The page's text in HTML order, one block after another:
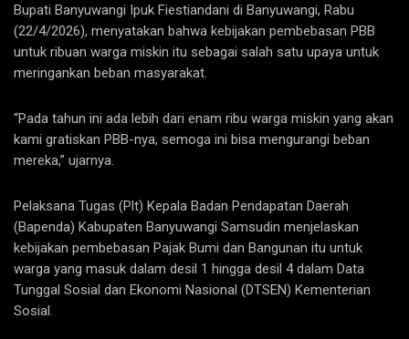
​​​​​​​Bupati Banyuwangi Ipuk Fiestiandani di Banyuwangi, Rabu
(22/4/2026), menyatakan bahwa kebijakan pembebasan PBB
untuk ribuan warga miskin itu sebagai salah satu upaya untuk
meringankan beban masyarakat.
“Pada tahun ini ada lebih dari enam ribu warga miskin yang akan
kami gratiskan PBB-nya, semoga ini bisa mengurangi beban
mereka,” ujarnya.
Pelaksana Tugas (Plt) Kepala Badan Pendapatan Daerah
(Bapenda) Kabupaten Banyuwangi Samsudin menjelaskan
kebijakan pembebasan Pajak Bumi dan Bangunan itu untuk
warga yang masuk dalam desil 1 hingga desil 4 dalam Data
Tunggal Sosial dan Ekonomi Nasional (DTSEN) Kementerian
Sosial.